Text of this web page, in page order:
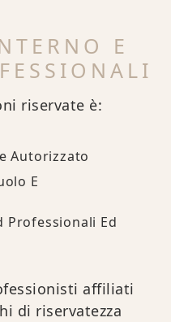
E
riservate è:
Autorizzato
E
Professionali Ed
affiliati
di riservatezza